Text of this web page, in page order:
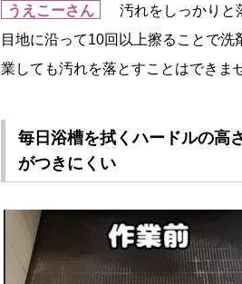
うえこーさん
汚れをしっかりと
目地に沿って10回以上擦ることで
業しても汚れを落とすことはできま
毎日浴槽を拭くハードルの高
がつきにくい